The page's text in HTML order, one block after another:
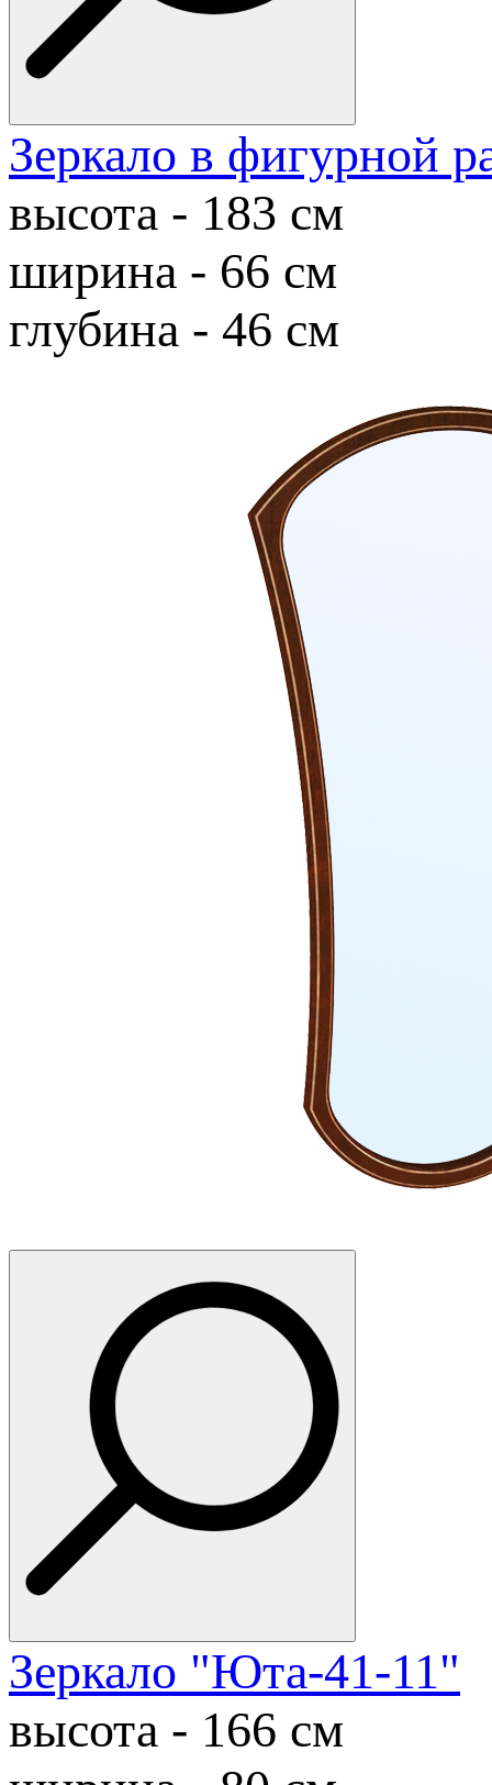
Зеркало в фигурной
высота - 183 см
ширина - 66 см
глубина - 46 см
Зеркало "Юта-41-11"
высота - 166 см